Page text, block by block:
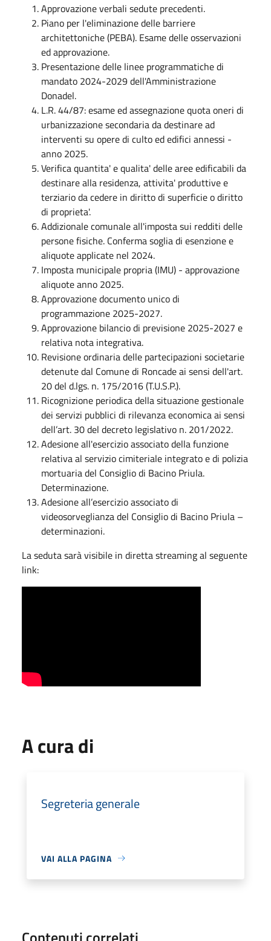
Approvazione verbali sedute precedenti.
Piano per l'eliminazione delle barriere
architettoniche (PEBA). Esame delle osservazioni
ed approvazione.
Presentazione delle linee programmatiche di
mandato 2024-2029 dell'Amministrazione
Donadel.
L.R. 44/87: esame ed assegnazione quota oneri di
urbanizzazione secondaria da destinare ad
interventi su opere di culto ed edifici annessi -
anno 2025.
Verifica quantita' e qualita' delle aree edificabili da
destinare alla residenza, attivita' produttive e
terziario da cedere in diritto di superficie o diritto
di proprieta'.
Addizionale comunale all'imposta sui redditi delle
persone fisiche. Conferma soglia di esenzione e
aliquote applicate nel 2024.
Imposta municipale propria (IMU) - approvazione
aliquote anno 2025.
Approvazione documento unico di
programmazione 2025-2027.
Approvazione bilancio di previsione 2025-2027 e
relativa nota integrativa.
Revisione ordinaria delle partecipazioni societarie
detenute dal Comune di Roncade ai sensi dell'art.
20 del d.lgs. n. 175/2016 (T.U.S.P.).
Ricognizione periodica della situazione gestionale
dei servizi pubblici di rilevanza economica ai sensi
dell’art. 30 del decreto legislativo n. 201/2022.
Adesione all'esercizio associato della funzione
relativa al servizio cimiteriale integrato e di polizia
mortuaria del Consiglio di Bacino Priula.
Determinazione.
Adesione all’esercizio associato di
videosorveglianza del Consiglio di Bacino Priula –
determinazioni.
La seduta sarà visibile in diretta streaming al seguente
link:
A cura di
Segreteria generale
VAI ALLA PAGINA